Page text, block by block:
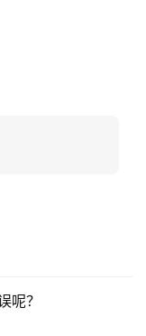
呢？